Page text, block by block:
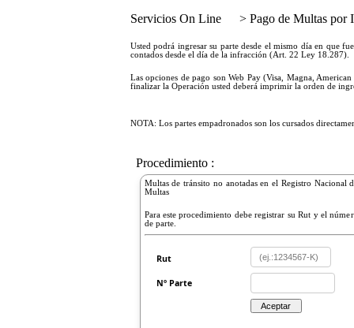
Servicios On Line > Pago de Multas por
Usted podrá ingresar su parte desde el mismo día en que
contados desde el día de la infracción (Art. 22 Ley 18.287).
Las opciones de pago son Web Pay (Visa, Magna,
finalizar la Operación usted deberá imprimir la orden de
NOTA: Los partes empadronados son los cursados
Procedimiento :
Multas de tránsito no anotadas en el Registro Nacional
Multas
Para este procedimiento debe registrar su Rut y el
de parte.
Rut
Nº Parte